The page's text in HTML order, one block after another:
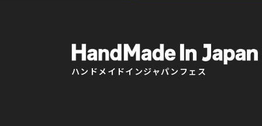
ハンドメイドインジャパンフェス